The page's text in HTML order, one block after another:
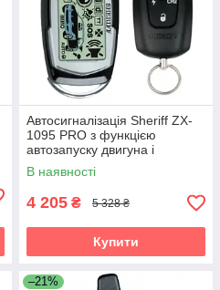
Автосигналізація Sheriff ZX-
1095 PRO з функцією
автозапуску двигуна і
діалоговим кодом
В наявності
4 205 ₴ 5 328 ₴
Купити
–21%